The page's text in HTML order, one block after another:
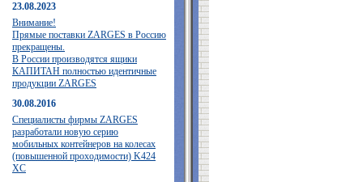
23.08.2023
Внимание!
Прямые поставки ZARGES в Россию
прекращены.
В России производятся ящики
КАПИТАН полностью идентичные
продукции ZARGES
30.08.2016
Специалисты фирмы ZARGES
разработали новую серию
мобильных контейнеров на колесах
(повышенной проходимости) K424
XC